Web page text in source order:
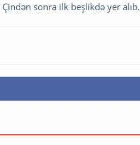
sonra ilk beşlikdə yer alıb.